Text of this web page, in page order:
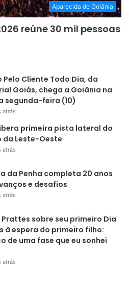
Aparecida de Goiânia
reúne 30 mil pessoas
Pelo Cliente Todo Dia, da
Goiás, chega a Goiânia na
segunda-feira (10)
atrás
primeira pista lateral do
da Leste-Oeste
atrás
da Penha completa 20 anos
e desafios
atrás
Prattes sobre seu primeiro Dia
à espera do primeiro filho:
de uma fase que eu sonhei
atrás